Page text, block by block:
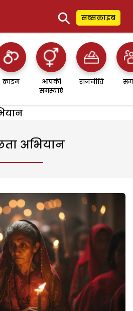
⚲ सब्सक्राइब
क्राइम
आपकी
समस्याएं
राजनीति
अभियान